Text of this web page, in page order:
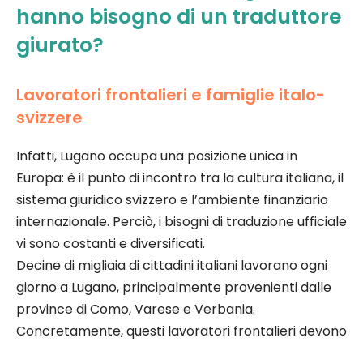
hanno bisogno di un traduttore
giurato?
Lavoratori frontalieri e famiglie italo-
svizzere
Infatti, Lugano occupa una posizione unica in
Europa: è il punto di incontro tra la cultura italiana, il
sistema giuridico svizzero e l’ambiente finanziario
internazionale. Perciò, i bisogni di traduzione ufficiale
vi sono costanti e diversificati.
Decine di migliaia di cittadini italiani lavorano ogni
giorno a Lugano, principalmente provenienti dalle
province di Como, Varese e Verbania.
Concretamente, questi lavoratori frontalieri devono